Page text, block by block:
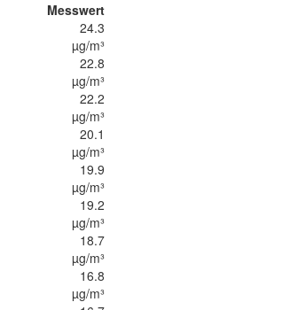
Messwert
24.3
µg/m³
22.8
µg/m³
22.2
µg/m³
20.1
µg/m³
19.9
µg/m³
19.2
µg/m³
18.7
µg/m³
16.8
µg/m³